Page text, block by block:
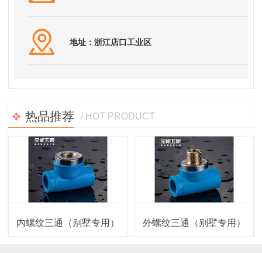
地址：浙江店口工业区
热品推荐 / HOT PRODUCT
内螺纹三通（别墅专用） 外螺纹三通（别墅专用）